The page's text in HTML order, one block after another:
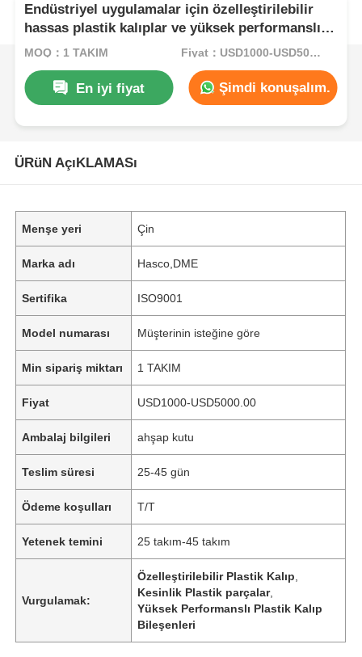
Endüstriyel uygulamalar için özelleştirilebilir
hassas plastik kalıplar ve yüksek performanslı
plastik parçalar
MOQ：1 TAKIM Fiyat：USD1000-USD5000.00
En iyi fiyat Şimdi konuşalım.
ÜRüN AçıKLAMASı
Menşe yeri Çin
Marka adı Hasco,DME
Sertifika ISO9001
Model numarası Müşterinin isteğine göre
Min sipariş miktarı 1 TAKIM
Fiyat USD1000-USD5000.00
Ambalaj bilgileri ahşap kutu
Teslim süresi 25-45 gün
Ödeme koşulları T/T
Yetenek temini 25 takım-45 takım
Vurgulamak:
Özelleştirilebilir Plastik Kalıp
Kesinlik Plastik parçalar,
Yüksek Performanslı Plastik Kalıp
Bileşenleri